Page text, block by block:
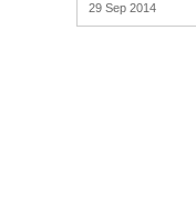
29 Sep 2014